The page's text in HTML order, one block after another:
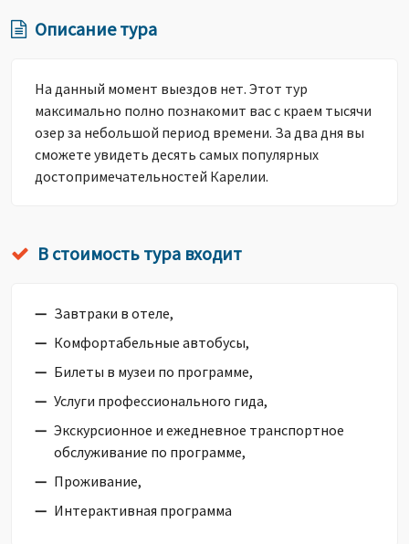
Описание тура
На данный момент выездов нет. Этот тур
максимально полно познакомит вас с краем тысячи
озер за небольшой период времени. За два дня вы
сможете увидеть десять самых популярных
достопримечательностей Карелии.
В стоимость тура входит
Завтраки в отеле,
Комфортабельные автобусы,
Билеты в музеи по программе,
Услуги профессионального гида,
Экскурсионное и ежедневное транспортное
обслуживание по программе,
Проживание,
Интерактивная программа